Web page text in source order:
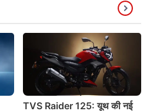
TVS Raider 125: यूथ की नई